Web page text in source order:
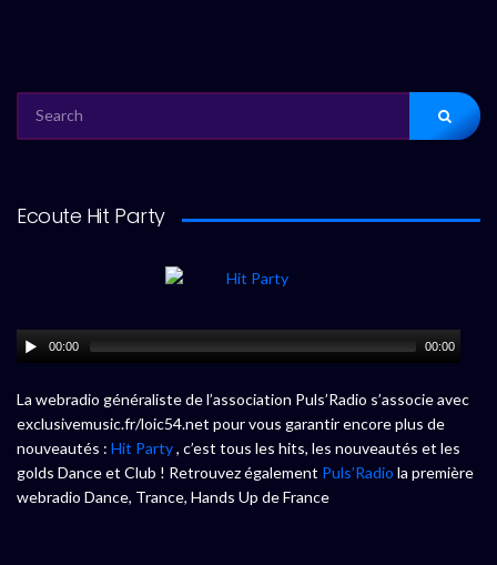
FOR:
Ecoute Hit Party
00:00 00:00
La webradio généraliste de l’association Puls’Radio s’associe avec
exclusivemusic.fr/loic54.net pour vous garantir encore plus de
nouveautés : Hit Party, c’est tous les hits, les nouveautés et les
golds Dance et Club ! Retrouvez également Puls’Radio la première
webradio Dance, Trance, Hands Up de France